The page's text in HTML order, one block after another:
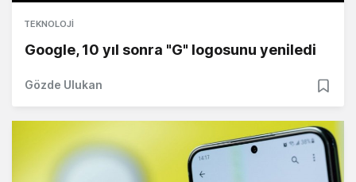
TEKNOLOJI
Google, 10 yıl sonra "G" logosunu yeniledi
Gözde Ulukan